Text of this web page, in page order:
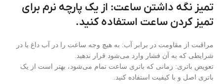
تمیز نگه داشتن ساعت: از یک پارچه نرم برای
تمیز کردن ساعت استفاده کنید.
مراقبت از مقاومت در برابر آب: به هیچ وجه ساعت را در آب داغ یا در
شرایطی که به آن فشار وارد می‌شود قرار ندهید.
تعویض باتری: زمانی که باتری ساعت تمام می‌شود، بهتر است از یک
باتری اصل و با کیفیت استفاده کنید.